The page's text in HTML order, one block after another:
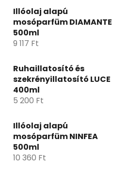
Illóolaj alapú
mosóparfüm DIAMANTE
500ml
9 117 Ft
Ruhaillatosító és
szekrényillatosító LUCE
400ml
5 200 Ft
Illóolaj alapú
mosóparfüm NINFEA
500ml
10 360 Ft